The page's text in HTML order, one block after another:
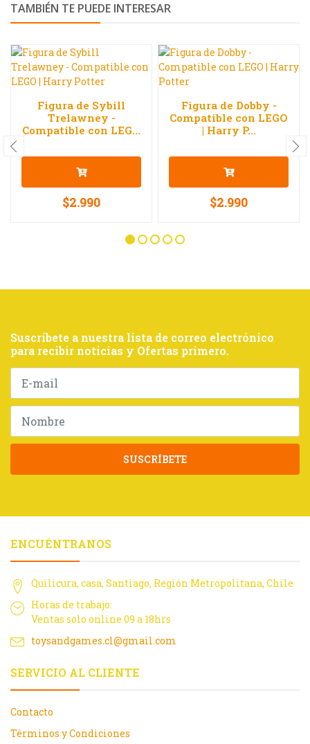
TAMBIÉN TE PUEDE INTERESAR
Figura de Sybill
Trelawney -
Compatible con LEG...
$2.990
Figura de Dobby -
Compatible con LEGO
| Harry P...
$2.990
Suscríbete a nuestra lista de correo electrónico
para recibir noticias y Ofertas primero.
SUSCRÍBETE
ENCUÉNTRANOS
Quilicura, casa, Santiago, Región Metropolitana, Chile
Horas de trabajo:
Ventas solo online 09 a 18hrs
toysandgames.cl@gmail.com
SERVICIO AL CLIENTE
Contacto
Términos y Condiciones